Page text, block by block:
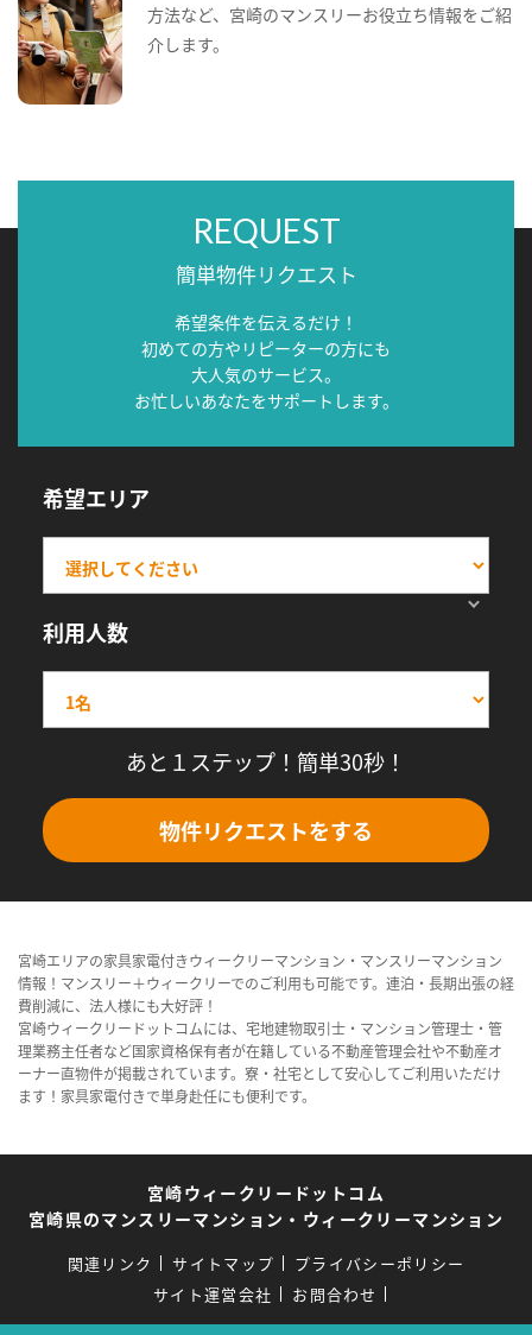
方法など、宮崎のマンスリーお役立ち情報をご紹
介します。
REQUEST
簡単物件リクエスト
希望条件を伝えるだけ！
初めての方やリピーターの方にも
大人気のサービス。
お忙しいあなたをサポートします。
希望エリア
利用人数
あと１ステップ！簡単30秒！
物件リクエストをする
宮崎エリアの家具家電付きウィークリーマンション・マンスリーマンション
情報！マンスリー＋ウィークリーでのご利用も可能です。連泊・長期出張の経
費削減に、法人様にも大好評！
宮崎ウィークリードットコムには、宅地建物取引士・マンション管理士・管
理業務主任者など国家資格保有者が在籍している不動産管理会社や不動産オ
ーナー直物件が掲載されています。寮・社宅として安心してご利用いただけ
ます！家具家電付きで単身赴任にも便利です。
宮崎ウィークリードットコム
宮崎県のマンスリーマンション・ウィークリーマンション
関連リンク サイトマップ
プライバシーポリシー
サイト運営会社
お問合わせ